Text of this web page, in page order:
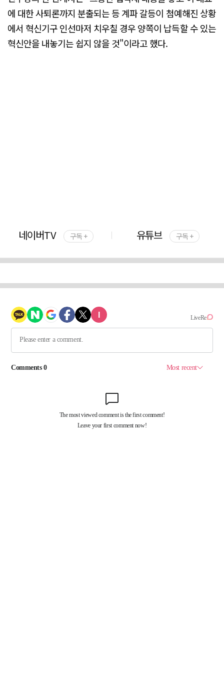
에 대한 사퇴론까지 분출되는 등 계파 갈등이 첨예해진 상황
에서 혁신기구 인선마저 치우칠 경우 양쪽이 납득할 수 있는
혁신안을 내놓기는 쉽지 않을 것"이라고 했다.
네이버TV 구독 + 유튜브 구독 +